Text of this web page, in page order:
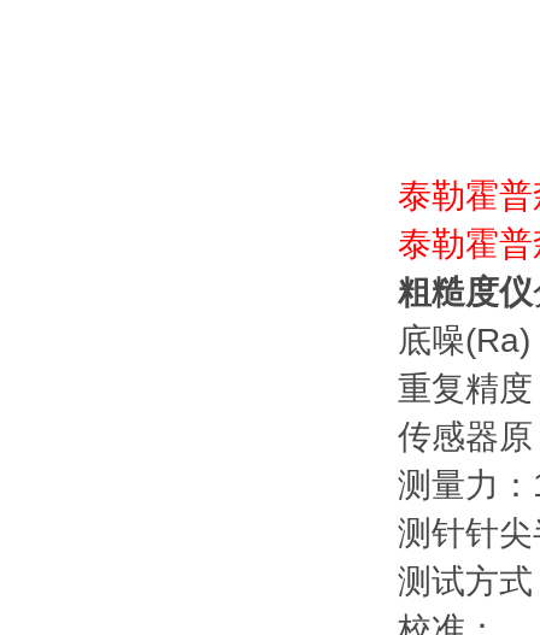
泰勒霍
泰勒霍
粗糙度仪
底噪
重复精
传感器
测量力
测针针
测试方